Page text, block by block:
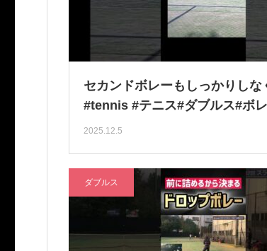
セカンドボレーもしっかりしな
#tennis #テニス#ダブルス#ボ
2025.12.5
ダブルス